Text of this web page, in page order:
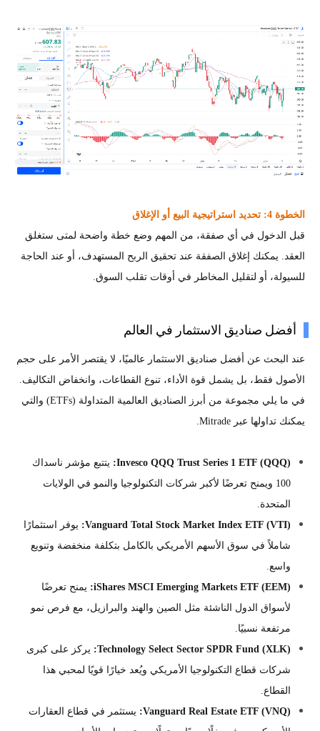
الخطوة 4: تحديد استراتيجية البيع أو الإغلاق
قبل الدخول في أي صفقة، من المهم وضع خطة واضحة لمتى ستغلق
العقد. يمكنك إغلاق الصفقة عند تحقيق الربح المستهدف، أو عند الحاجة
للسيولة، أو لتقليل المخاطر في أوقات تقلب السوق.
أفضل صناديق الاستثمار في العالم
عند البحث عن أفضل صناديق الاستثمار عالميًا، لا يقتصر الأمر على حجم
الأصول فقط، بل يشمل قوة الأداء، تنوع القطاعات، وانخفاض التكاليف.
في ما يلي مجموعة من أبرز الصناديق العالمية المتداولة (ETFs) والتي
يمكنك تداولها عبر Mitrade.
Invesco QQQ Trust Series 1 ETF (QQQ):
يتتبع مؤشر ناسداك
100 ويمنح تعرضًا لأكبر شركات التكنولوجيا والنمو في الولايات
المتحدة.
Vanguard Total Stock Market Index ETF (VTI):
يوفر استثمارًا
شاملاً في سوق الأسهم الأمريكي بالكامل بتكلفة منخفضة وتنويع
واسع.
iShares MSCI Emerging Markets ETF (EEM):
يمنح تعرضًا
لأسواق الدول الناشئة مثل الصين والهند والبرازيل، مع فرص نمو
مرتفعة نسبيًا.
Technology Select Sector SPDR Fund (XLK):
يركز على كبرى
شركات قطاع التكنولوجيا الأمريكي ويُعد خيارًا قويًا لمحبي هذا
القطاع.
Vanguard Real Estate ETF (VNQ):
يستثمر في قطاع العقارات